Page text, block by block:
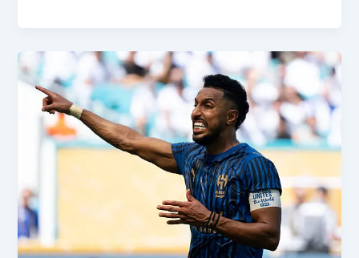
مدريد
ضد
سالزبورغ
بثلاثية
ويتأهل
متصدرًا
كأس
العالم
للأندية
2025